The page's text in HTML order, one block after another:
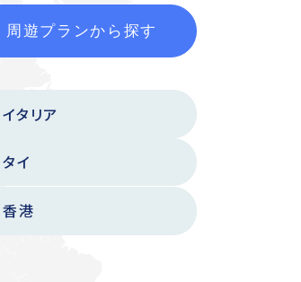
周遊プランから 探す
イタリア
タイ
香港